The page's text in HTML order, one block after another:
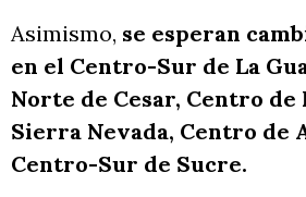
Asimismo, se esperan
en el Centro-Sur de La
Norte de Cesar, Centro de
Sierra Nevada, Centro de
Centro-Sur de Sucre.